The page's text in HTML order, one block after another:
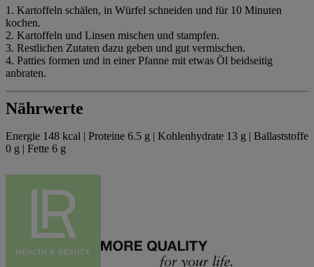
1. Kartoffeln schälen, in Würfel schneiden und für 10 Minuten
kochen.
2. Kartoffeln und Linsen mischen und stampfen.
3. Restlichen Zutaten dazu geben und gut vermischen.
4. Patties formen und in einer Pfanne mit etwas Öl beidseitig
anbraten.
Nährwerte
Energie 148 kcal | Proteine 6.5 g | Kohlenhydrate 13 g | Ballaststoffe
0 g | Fette 6 g